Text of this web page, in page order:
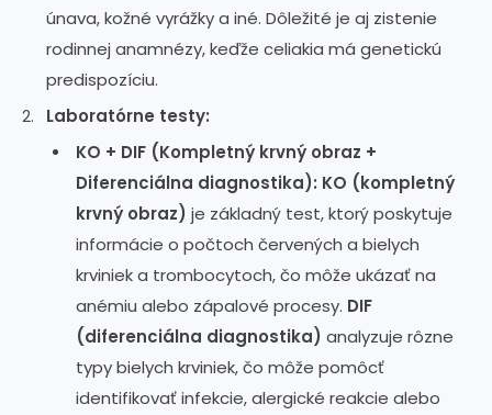
únava, kožné vyrážky a iné. Dôležité je aj zistenie
rodinnej anamnézy, keďže celiakia má genetickú
predispozíciu.
Laboratórne testy:
KO + DIF (Kompletný krvný obraz +
Diferenciálna diagnostika): KO (kompletný
krvný obraz) je základný test, ktorý poskytuje
informácie o počtoch červených a bielych
krviniek a trombocytoch, čo môže ukázať na
anémiu alebo zápalové procesy. DIF
(diferenciálna diagnostika) analyzuje rôzne
typy bielych krviniek, čo môže pomôcť
identifikovať infekcie, alergické reakcie alebo